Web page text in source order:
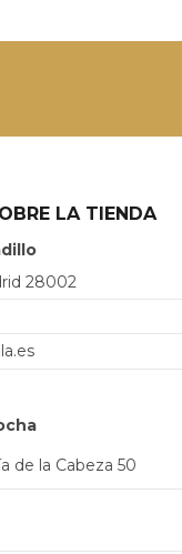
LA TIENDA
28002
de la Cabeza 50